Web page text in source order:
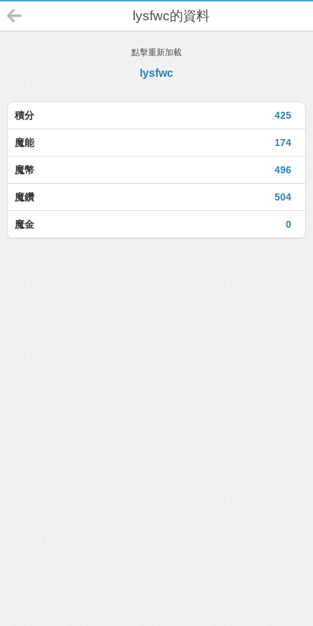
lysfwc的資料
點擊重新加載
lysfwc
425
積分
174
魔能
496
魔幣
504
魔鑽
0
魔金